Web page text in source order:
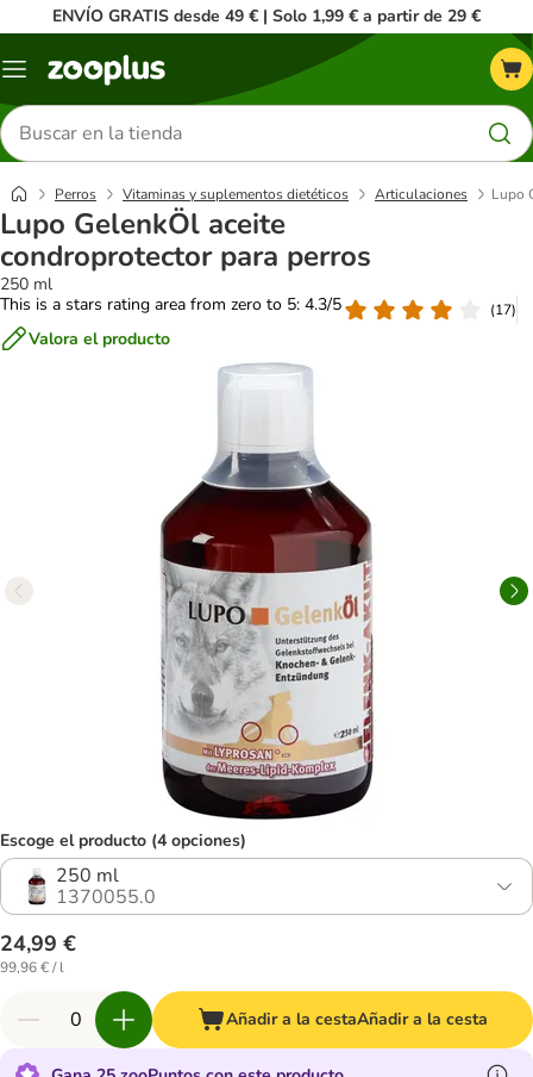
ENVÍO GRATIS desde 49 € | Solo 1,99 € a partir de 29 €
Menú
Buscar
productos
Perros Vitaminas y suplementos dietéticos Articulaciones Lupo
Lupo GelenkÖl aceite
condroprotector para perros
250 ml
This is a stars rating area from zero to 5: 4.3/5
(17)
Valora el producto
Escoge el producto (4 opciones)
250 ml
1370055.0
24,99 €
99,96 € / l
Añadir a la cestaAñadir a la cesta